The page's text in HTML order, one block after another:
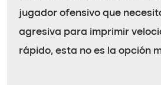
jugador ofensivo que
agresiva para imprimir
rápido, esta no es la opción